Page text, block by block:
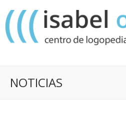
NOTICIAS